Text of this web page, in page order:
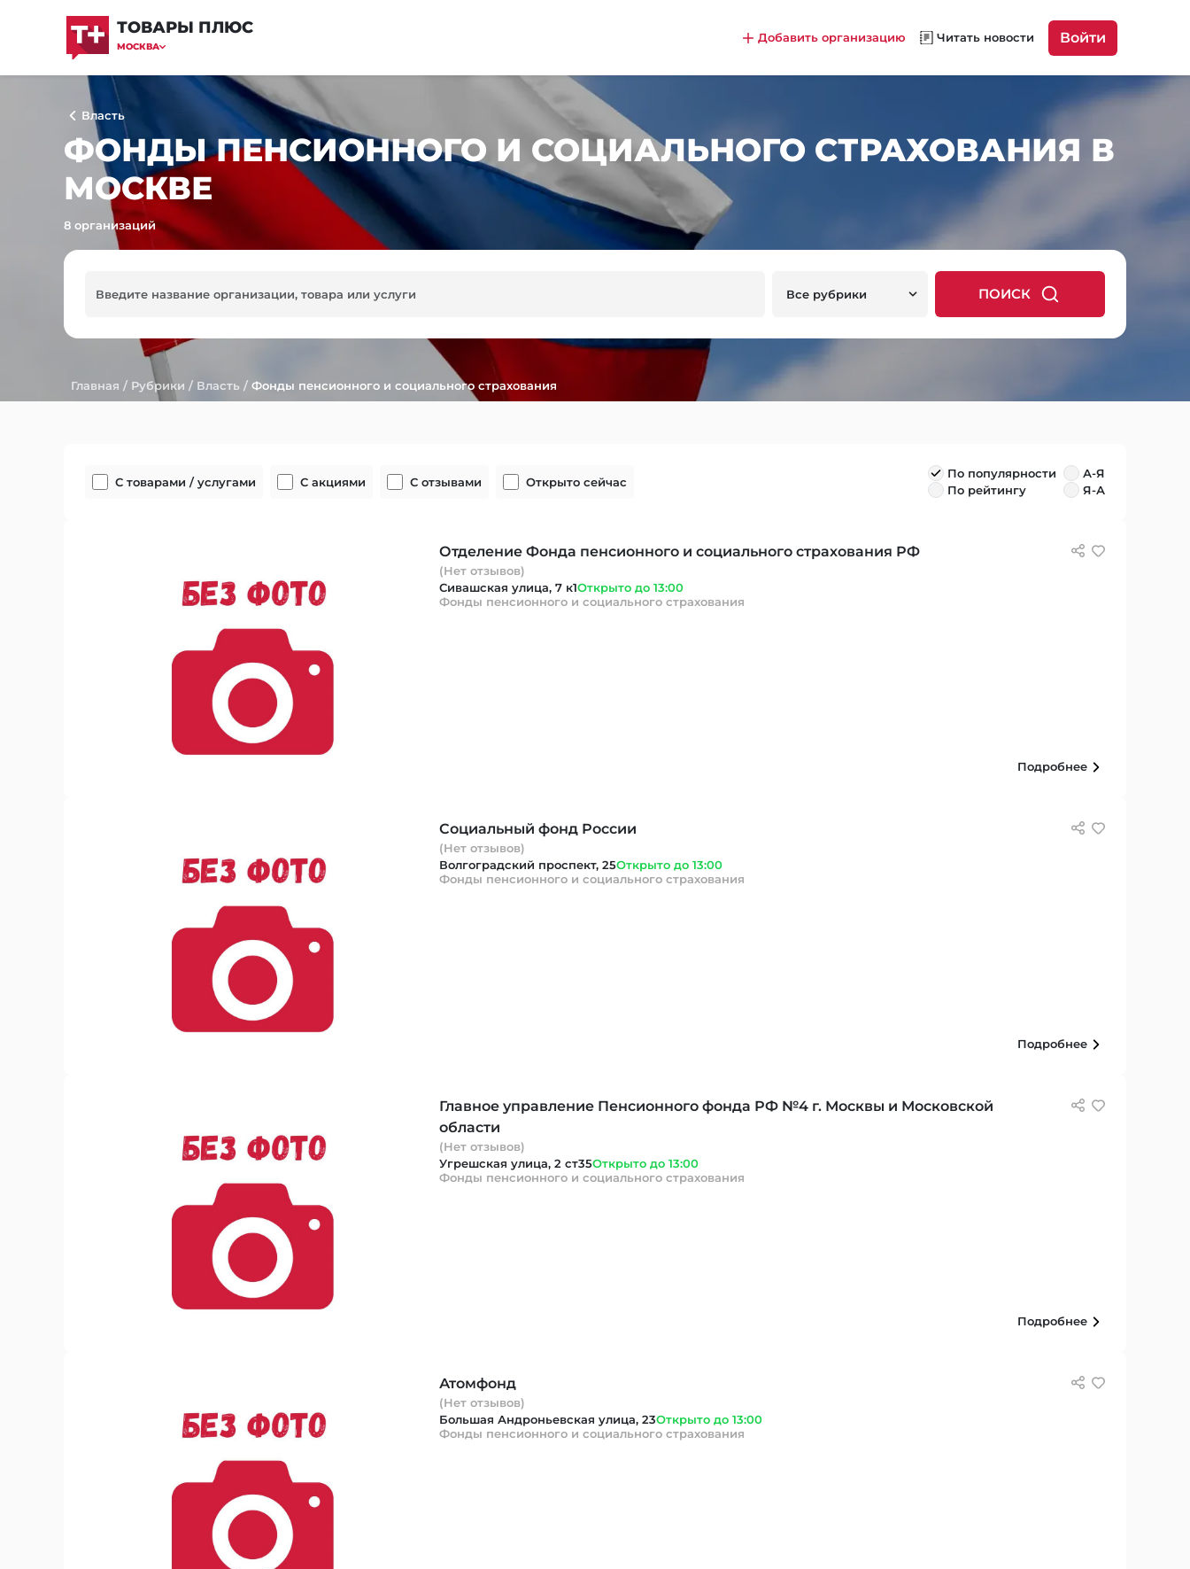
ТОВАРЫ ПЛЮС
МОСКВА
Добавить организацию Читать новости Войти
Власть
ФОНДЫ ПЕНСИОННОГО И СОЦИАЛЬНОГО СТРАХОВАНИЯ В
МОСКВЕ
8 организаций
Все рубрики ПОИСК
Главная / Рубрики / Власть / Фонды пенсионного и социального страхования
С товарами / услугами С акциями С отзывами Открыто сейчас
По популярности
По рейтингу
А-Я
Я-А
Отделение Фонда пенсионного и социального страхования РФ
(Нет отзывов)
Сивашская улица, 7 к1Открыто до 13:00
Фонды пенсионного и социального страхования
Подробнее
Социальный фонд России
(Нет отзывов)
Волгоградский проспект, 25Открыто до 13:00
Фонды пенсионного и социального страхования
Подробнее
Главное управление Пенсионного фонда РФ №4 г. Москвы и Московской
области
(Нет отзывов)
Угрешская улица, 2 ст35Открыто до 13:00
Фонды пенсионного и социального страхования
Подробнее
Атомфонд
(Нет отзывов)
Большая Андроньевская улица, 23Открыто до 13:00
Фонды пенсионного и социального страхования